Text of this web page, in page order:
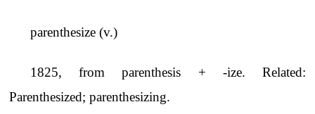
parenthesize (v.)
1825, from parenthesis + -ize. Related:
Parenthesized; parenthesizing.